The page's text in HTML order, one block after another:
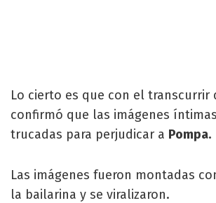
Lo cierto es que con el transcurrir
confirmó que las imágenes
trucadas para perjudicar a Pompa.
Las imágenes fueron montadas
la bailarina y se viralizaron.